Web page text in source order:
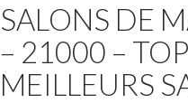
SALONS DE
– 21000 –
MEILLEURS